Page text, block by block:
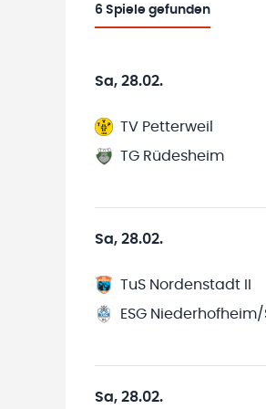
6 Spiele gefunden
Sa, 28.02.
TV Petterweil
TG Rüdesheim
Sa, 28.02.
TuS Nordenstadt II
ESG
Sa, 28.02.